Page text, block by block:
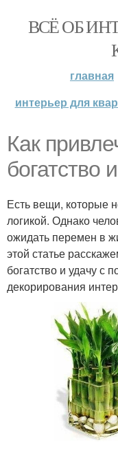
ВСЁ ОБ
главная
интерьер для
Как
богатство
Есть вещи, которые
логикой. Однако
ожидать перемен в
этой статье
богатство и удачу с
декорирования